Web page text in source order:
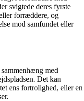
svigtede deres fyrste
forræddere, og
mod samfundet eller
med
Det kan
ens fortrolighed, eller en